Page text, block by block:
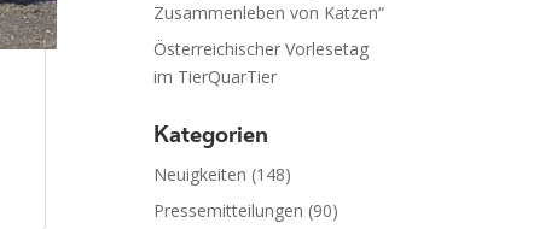
Zusammenleben von Katzen“
Österreichischer Vorlesetag
im TierQuarTier
Kategorien
Neuigkeiten (148)
Pressemitteilungen (90)